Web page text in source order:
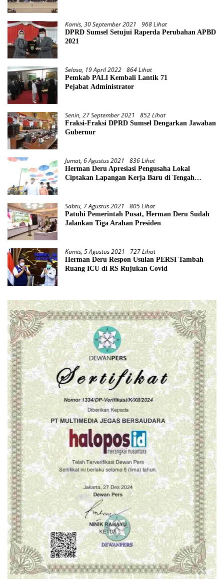
Kamis, 30 September 2021 968 Lihat
DPRD Sumsel Setujui Raperda Perubahan APBD
2021
Selasa, 19 April 2022 864 Lihat
Pemkab PALI Kembali Lantik 71
Pejabat Administrator
Senin, 27 September 2021 852 Lihat
Fraksi-Fraksi DPRD Sumsel Dengarkan Jawaban
Gubernur
Jumat, 6 Agustus 2021 836 Lihat
Herman Deru Apresiasi Pengusaha Lokal
Ciptakan Lapangan Kerja Baru di Tengah
Sabtu, 7 Agustus 2021 805 Lihat
Patuhi Pemerintah Pusat, Herman Deru Sudah
Jalankan Tiga Arahan Presiden
Kamis, 5 Agustus 2021 727 Lihat
Herman Deru Respon Usulan PERSI Tambah
Ruang ICU di RS Rujukan Covid